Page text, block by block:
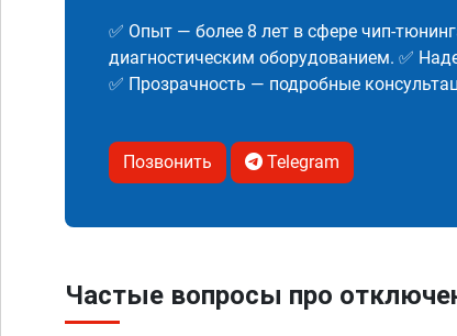
✅ Опыт — более 8 лет в сфере чип-
диагностическим оборудованием. ✅
✅ Прозрачность — подробные
Позвонить Telegram
Частые вопросы про